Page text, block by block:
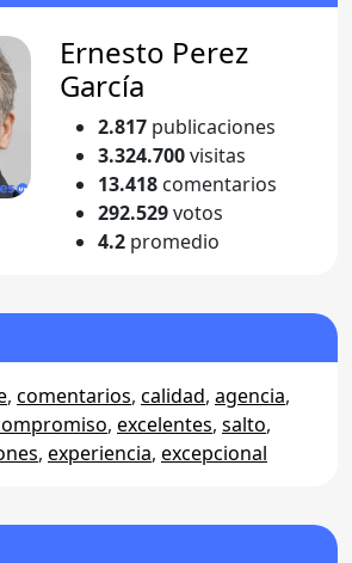
Ernesto Perez
García
2.817 publicaciones
3.324.700visitas
13.418 comentarios
292.529votos
4.2 promedio
, comentarios, calidad, agencia,
, excelentes, salto,
, experiencia, excepcional